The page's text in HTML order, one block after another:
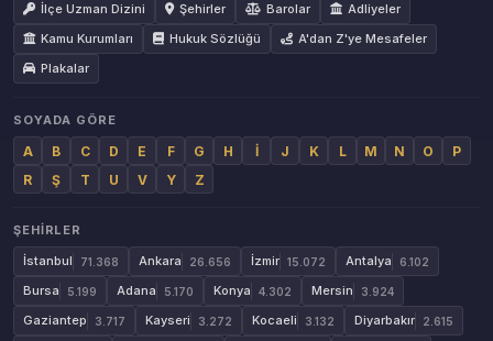
İlçe Uzman Dizini
Şehirler Barolar
Adliyeler
Kamu Kurumları
Hukuk Sözlüğü
A'dan Z'ye Mesafeler
Plakalar
SOYADA GÖRE
A B C D E F G H İ J K L M N O
P
R
Ş T U V Y Z
ŞEHIRLER
İstanbul
71.368 Ankara 26.656 İzmir 15.072 Antalya 6.102
Bursa 5.199 Adana 5.170 Konya 4.302 Mersin 3.924
Gaziantep 3.717 Kayseri 3.272 Kocaeli 3.132 Diyarbakır 2.615